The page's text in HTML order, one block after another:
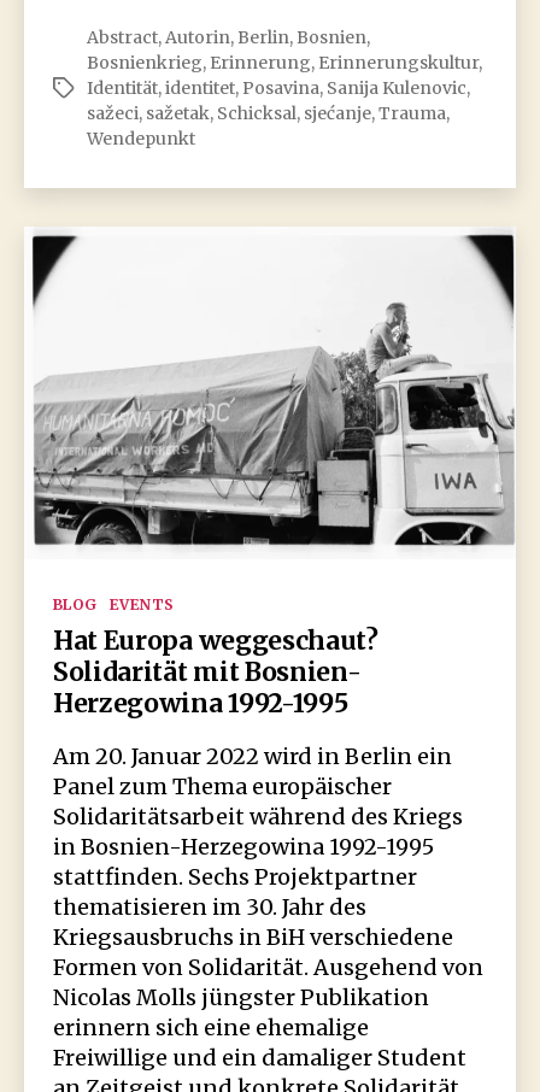
Strastvena
ravnica
Schlagwörter
Abstract,Autorin, Berlin, Bosnien,
Bosnienkrieg, Erinnerung, Erinnerungskultur,
Identität,identitet, Posavina, Sanija Kulenovic,
sažeci, sažetak, Schicksal, sjećanje,Trauma,
Wendepunkt
Kategorien
BLOG EVENTS
Hat Europa weggeschaut?
Solidarität mit Bosnien-
Herzegowina 1992-1995
Am 20. Januar 2022 wird in Berlin ein
Panel zum Thema europäischer
Solidaritätsarbeit während des Kriegs
in Bosnien-Herzegowina 1992-1995
stattfinden. Sechs Projektpartner
thematisieren im 30. Jahr des
Kriegsausbruchs in BiH verschiedene
Formen von Solidarität. Ausgehend von
Nicolas Molls jüngster Publikation
erinnern sich eine ehemalige
Freiwillige und ein damaliger Student